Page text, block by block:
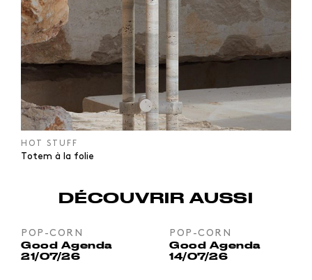
HOT STUFF
Totem à la folie
DÉCOUVRIR AUSSI
POP-CORN
Good Agenda
21/07/26
POP-CORN
Good Agenda
14/07/26